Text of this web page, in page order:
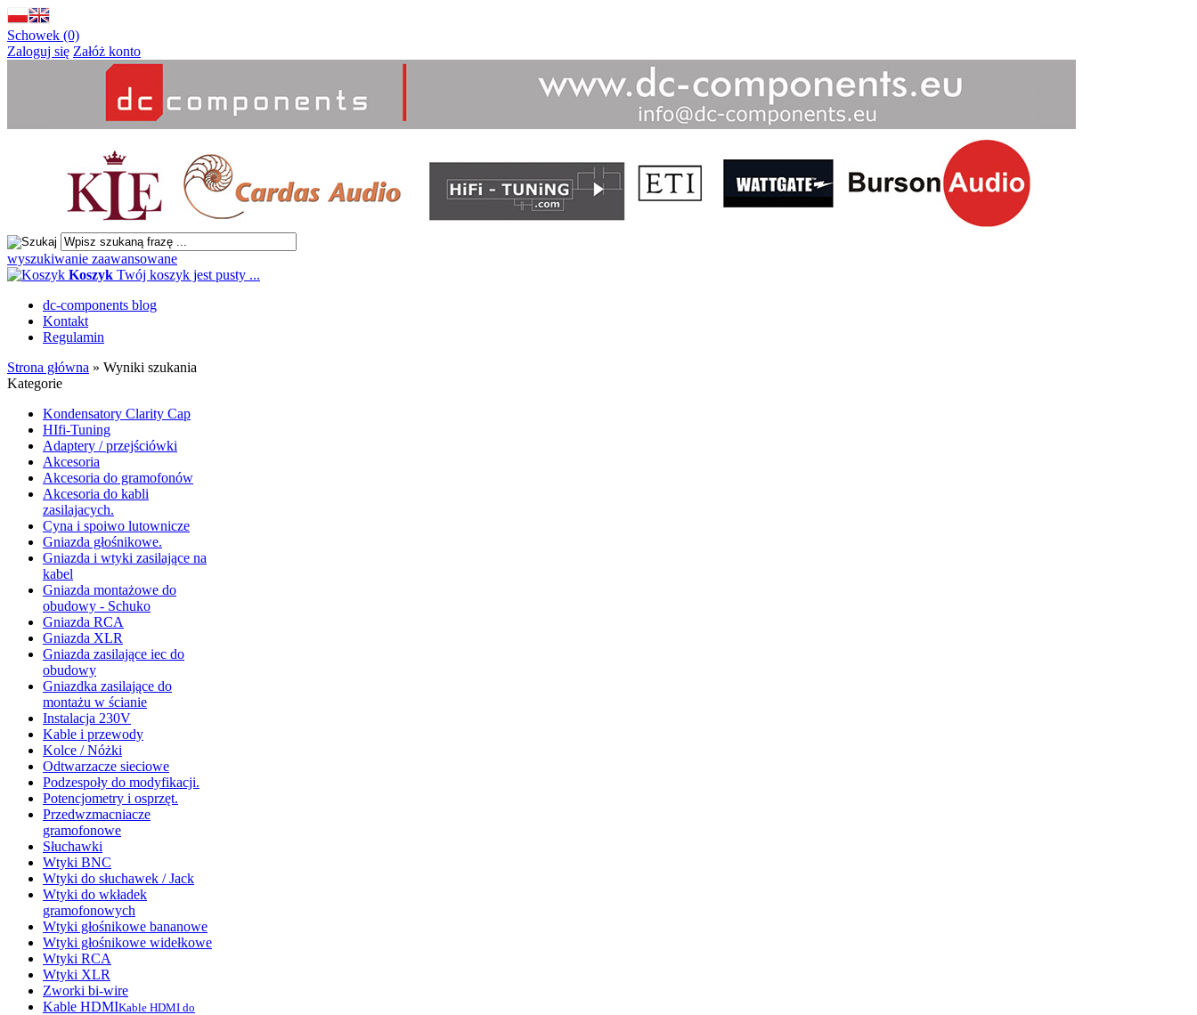
Schowek (0)
Zaloguj się Załóż konto
wyszukiwanie zaawansowane
Koszyk Twój koszyk jest pusty ...
dc-components blog
Kontakt
Regulamin
Strona główna » Wyniki szukania
Kategorie
Kondensatory Clarity Cap
HIfi-Tuning
Adaptery / przejściówki
Akcesoria
Akcesoria do gramofonów
Akcesoria do kabli
zasilajacych.
Cyna i spoiwo lutownicze
Gniazda głośnikowe.
Gniazda i wtyki zasilające na
kabel
Gniazda montażowe do
obudowy - Schuko
Gniazda RCA
Gniazda XLR
Gniazda zasilające iec do
obudowy
Gniazdka zasilające do
montażu w ścianie
Instalacja 230V
Kable i przewody
Kolce / Nóżki
Odtwarzacze sieciowe
Podzespoły do modyfikacji.
Potencjometry i osprzęt.
Przedwzmacniacze
gramofonowe
Słuchawki
Wtyki BNC
Wtyki do słuchawek / Jack
Wtyki do wkładek
gramofonowych
Wtyki głośnikowe bananowe
Wtyki głośnikowe widełkowe
Wtyki RCA
Wtyki XLR
Zworki bi-wire
Kable HDMIKable HDMI do